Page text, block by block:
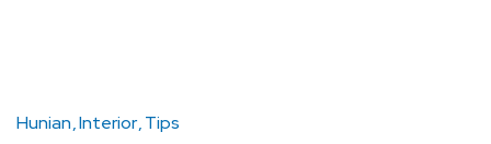
Hunian Interior Tips